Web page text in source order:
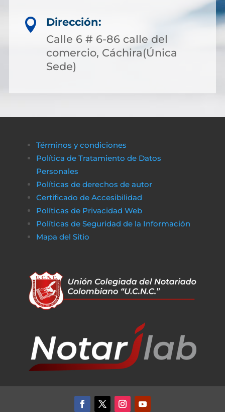

Dirección:
Calle 6 # 6-86 calle del
comercio, Cáchira(Única
Sede)
Términos y condiciones
Política de Tratamiento de Datos
Personales
Políticas de derechos de autor
Certificado de Accesibilidad
Políticas de Privacidad Web
Políticas de Seguridad de la Información
Mapa del Sitio